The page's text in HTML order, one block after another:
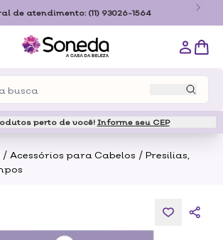
de atendimento: (11) 93026-1564
perto de você! Informe seu CEP
/ Acessórios para Cabelos / Presilias,